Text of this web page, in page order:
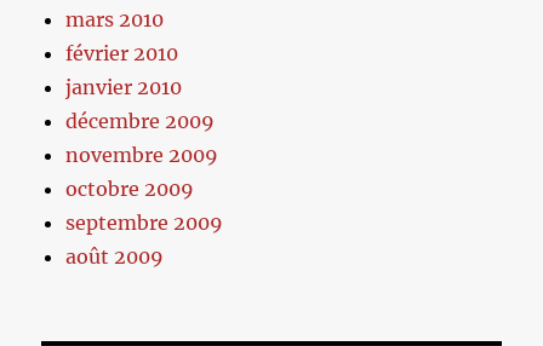
mars 2010
février 2010
janvier 2010
décembre 2009
novembre 2009
octobre 2009
septembre 2009
août 2009